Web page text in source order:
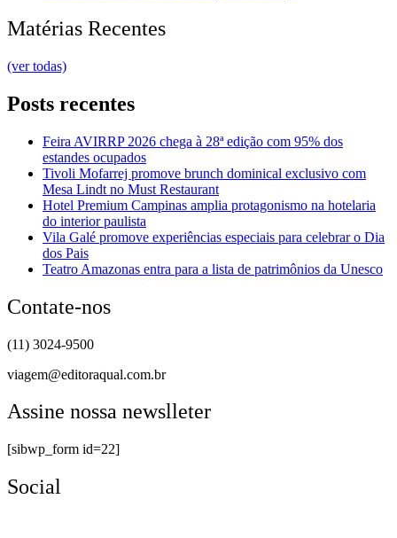
Matérias Recentes
(ver todas)
Posts recentes
Feira AVIRRP 2026 chega à 28ª edição com 95% dos
estandes ocupados
Tivoli Mofarrej promove brunch dominical exclusivo com
Mesa Lindt no Must Restaurant
Hotel Premium Campinas amplia protagonismo na hotelaria
do interior paulista
Vila Galé promove experiências especiais para celebrar o Dia
dos Pais
Teatro Amazonas entra para a lista de patrimônios da Unesco
Contate-nos
(11) 3024-9500
viagem@editoraqual.com.br
Assine nossa newslleter
[sibwp_form id=22]
Social